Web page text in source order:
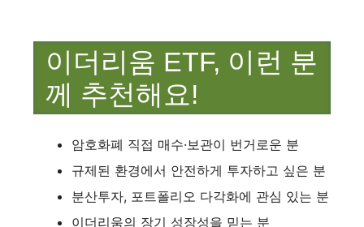
이더리움 ETF, 이런 분
께 추천해요!
암호화폐 직접 매수·보관이 번거로운 분
규제된 환경에서 안전하게 투자하고 싶은 분
분산투자, 포트폴리오 다각화에 관심 있는 분
이더리움의 장기 성장성을 믿는 분